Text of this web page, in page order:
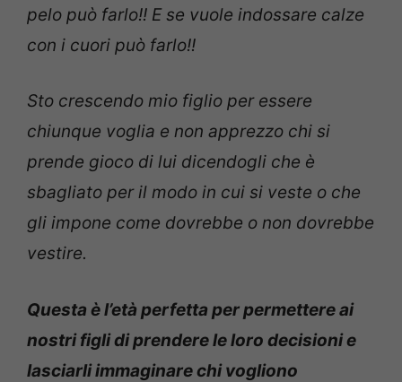
pelo può farlo!! E se vuole indossare calze
con i cuori può farlo!!
Sto crescendo mio figlio per essere
chiunque voglia e non apprezzo chi si
prende gioco di lui dicendogli che è
sbagliato per il modo in cui si veste o che
gli impone come dovrebbe o non dovrebbe
vestire.
Questa è l’età perfetta per permettere ai
nostri figli di prendere le loro decisioni e
lasciarli immaginare chi vogliono